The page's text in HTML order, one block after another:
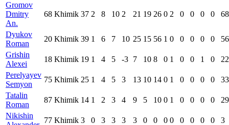
Gromov
Dmitry
An.
68 Khimik 37 2 8 10 2 21 19 26 0 2 0 0 0 0 68
Dyukov
Roman
20 Khimik 39 1 6 7 10 25 15 56 1 0 0 0 0 0
56
Grishin
Alexei
18 Khimik 19 1 4 5 -3 7 10 8 0 1 0 0 1 0
22
Perelyayev
Semyon
75 Khimik 25 1 4 5 3 13 10 14 0 1 0 0 0 0
33
Tatalin
Roman
87 Khimik 14 1 2 3 4 9 5 10 0 1 0 0 0 0
29
Nikishin
77 Khimik 3 0 3 3 3 3 0 0 0 0 0 0 0 0 3